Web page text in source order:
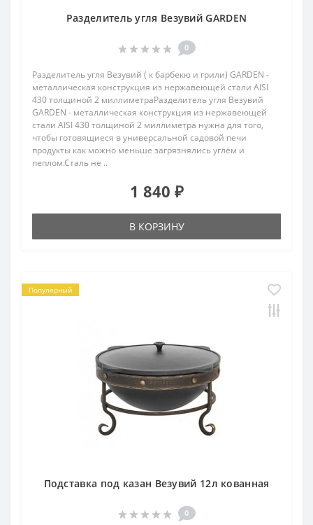
Разделитель угля Везувий GARDEN
0
Разделитель угля Везувий ( к барбекю и грили) GARDEN -
металлическая конструкция из нержавеющей стали AISI
430 толщиной 2 миллиметраРазделитель угля Везувий
GARDEN - металлическая конструкция из нержавеющей
стали AISI 430 толщиной 2 миллиметра нужна для того,
чтобы готовящиеся в универсальной садовой печи
продукты как можно меньше загрязнялись углём и
пеплом.Сталь не ..
1 840 ₽
В КОРЗИНУ
Популярный
Подставка под казан Везувий 12л кованная
0